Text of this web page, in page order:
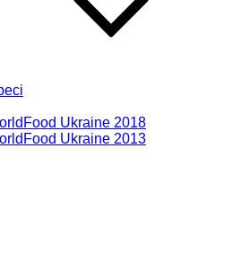
Ukraine 2018
Ukraine 2013